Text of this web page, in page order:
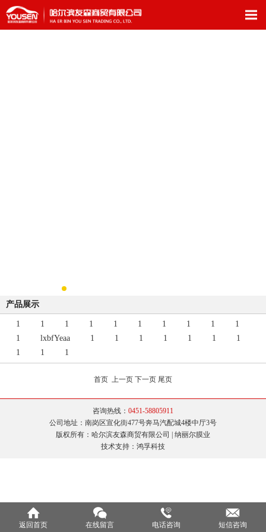
产品展示
1 1 1 1 1 1 1 1 1
1
1
lxbfYeaa 1 1 1 1 1 1
1
1
1 1
首页 上一页 下一页 尾页
咨询热线： 0451-58805911
公司地址：南岗区宣化街477号奔马汽配城4楼中厅3号
版权所有：哈尔滨友森商贸有限公司 | 纳丽尔膜业
技术支持：鸿孚科技
返回首页 在线留言 电话咨询 短信咨询